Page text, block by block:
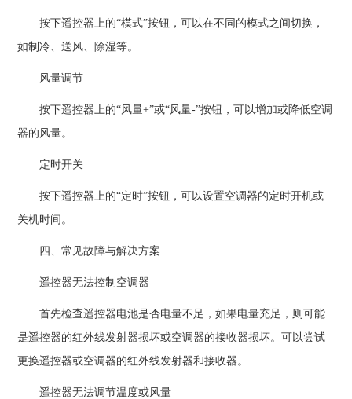
按下遥控器上的“模式”按钮，可以在不同的模式之间切换，
如制冷、送风、除湿等。
风量调节
按下遥控器上的“风量+”或“风量-”按钮，可以增加或降低空调
器的风量。
定时开关
按下遥控器上的“定时”按钮，可以设置空调器的定时开机或
关机时间。
四、常见故障与解决方案
遥控器无法控制空调器
首先检查遥控器电池是否电量不足，如果电量充足，则可能
是遥控器的红外线发射器损坏或空调器的接收器损坏。可以尝试
更换遥控器或空调器的红外线发射器和接收器。
遥控器无法调节温度或风量